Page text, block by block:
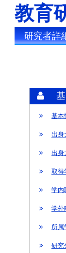
教育
研究者詳
基本
出身
出身
取得
学内
学外
所属
研究